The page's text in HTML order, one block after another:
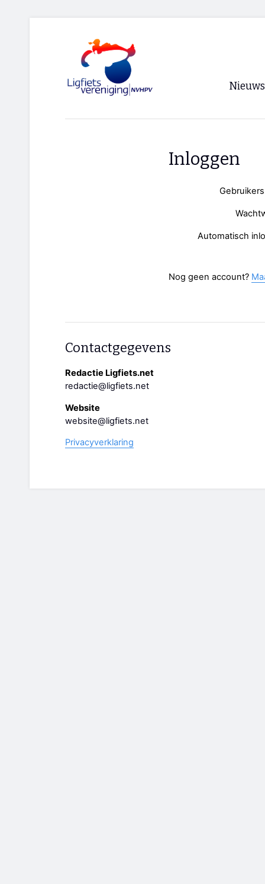
Nieuws
Inloggen
Automatisch
Nog geen account?
Contactgegevens
Redactie Ligfiets.net
redactie@ligfiets.net
Website
website@ligfiets.net
Privacyverklaring